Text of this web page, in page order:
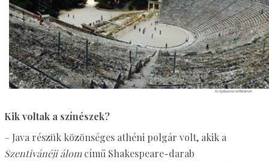
Kik voltak a színészek?
– Java részük közönséges athéni polgár volt, akik a
Szentivánéji álomcímű Shakespeare-darab